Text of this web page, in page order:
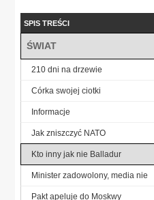
SPIS TREŚCI
ŚWIAT
210 dni na drzewie
Córka swojej ciotki
Informacje
Jak zniszczyć NATO
Kto inny jak nie Balladur
Minister zadowolony, media nie
Pakt apeluje do Moskwy